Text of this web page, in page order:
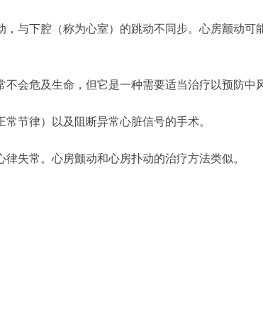
与下腔（称为心室）的跳动不同步。心房颤动
会危及生命，但它是一种需要适当治疗以预防中
节律）以及阻断异常心脏信号的手术。
失常。心房颤动和心房扑动的治疗方法类似。